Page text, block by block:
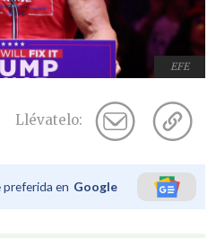
EFE
Llévatelo:
en Google